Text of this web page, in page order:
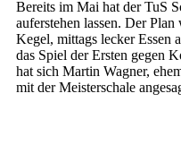
Bereits im Mai hat der TuS
auferstehen lassen. Der
Kegel, mittags lecker Essen
das Spiel der Ersten gegen
hat sich Martin Wagner,
mit der Meisterschale